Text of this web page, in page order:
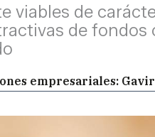
viables de
de
empresariales: